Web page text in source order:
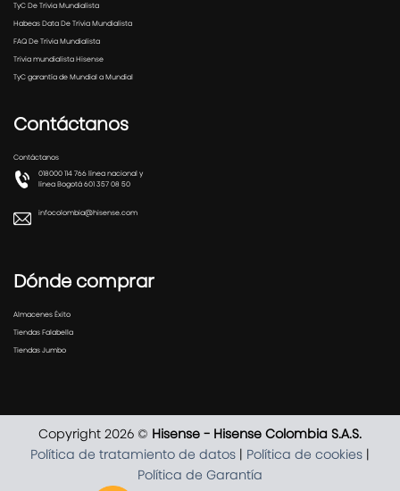
TyC De Trivia Mundialista
Habeas Data De Trivia Mundialista
FAQ De Trivia Mundialista
Trivia mundialista Hisense
TyC garantía de Mundial a Mundial
Contáctanos
Contáctanos
018000 114 766 línea nacional y
línea Bogotá 601 357 08 50
infocolombia@hisense.com
Dónde comprar
Almacenes Éxito
Tiendas Falabella
Tiendas Jumbo
Copyright 2026 © Hisense - Hisense Colombia S.A.S.
Política de tratamiento de datos | Política de cookies |
Política de Garantía